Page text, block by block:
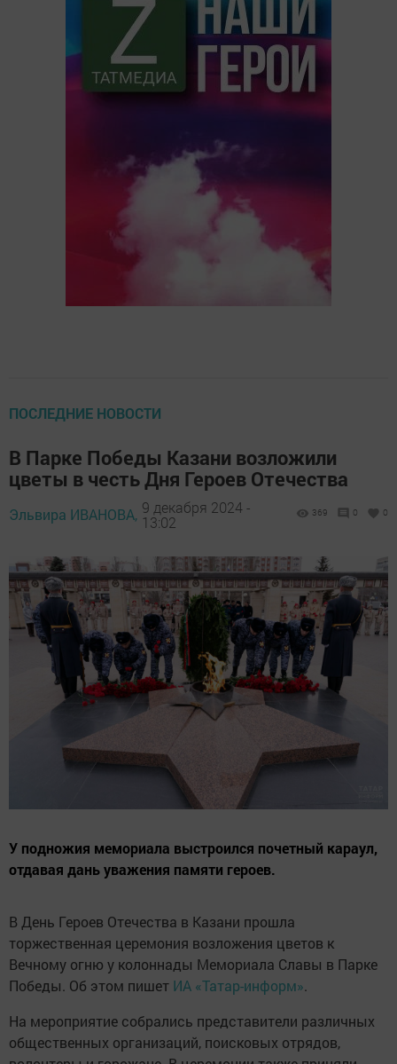
ПОСЛЕДНИЕ НОВОСТИ
В Парке Победы Казани возложили
цветы в честь Дня Героев Отечества
Эльвира ИВАНОВА, 9 декабря 2024 -
13:02
369 0 0
У подножия мемориала выстроился почетный караул,
отдавая дань уважения памяти героев.
В День Героев Отечества в Казани прошла
торжественная церемония возложения цветов к
Вечному огню у колоннады Мемориала Славы в Парке
Победы. Об этом пишет ИА «Татар-информ».
На мероприятие собрались представители различных
общественных организаций, поисковых отрядов,